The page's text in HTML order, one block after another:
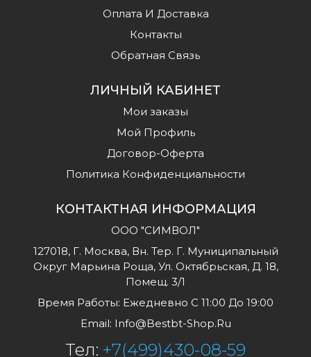
Оплата И Доставка
Контакты
Обратная Связь
ЛИЧНЫЙ КАБИНЕТ
Мои заказы
Мой Профиль
Договор-Оферта
Политика Конфиденциальности
КОНТАКТНАЯ ИНФОРМАЦИЯ
ООО "СИМВОЛ"
127018, Г. Москва, Вн. Тер. Г. Муниципальный
Округ Марьина Роща, Ул. Октябрьская, Д. 18,
Помещ. 3/1
Время Работы: Ежедневно С 11:00 До 19:00
Email: Info@bestbt-Shop.ru
Тел: +7(499)430-08-59